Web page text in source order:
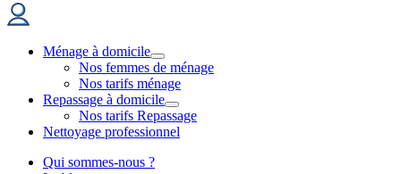
Ménage à domicile
Nos femmes de ménage
Nos tarifs ménage
Repassage à domicile
Nos tarifs Repassage
Nettoyage professionnel
Qui sommes-nous ?